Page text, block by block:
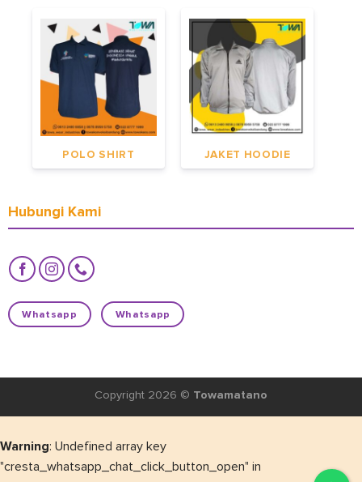
POLO SHIRT JAKET HOODIE
Hubungi Kami
Whatsapp Whatsapp
Copyright 2026 © Towamatano
Warning: Undefined array key
"cresta_whatsapp_chat_click_button_open" in